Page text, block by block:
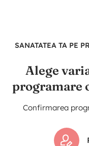
SANATATEA TA PE
Alege
programare
Confirmarea